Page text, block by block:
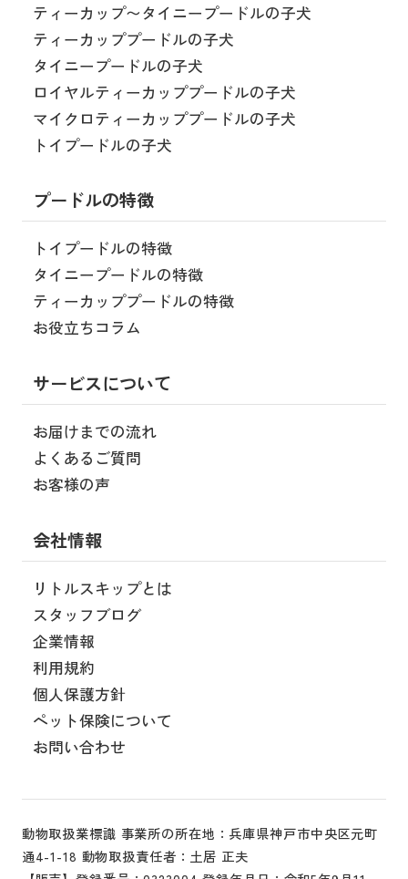
ティーカップ〜タイニープードルの子犬
ティーカッププードルの子犬
タイニープードルの子犬
ロイヤルティーカッププードルの子犬
マイクロティーカッププードルの子犬
トイプードルの子犬
プードルの特徴
トイプードルの特徴
タイニープードルの特徴
ティーカッププードルの特徴
お役立ちコラム
サービスについて
お届けまでの流れ
よくあるご質問
お客様の声
会社情報
リトルスキップとは
スタッフブログ
企業情報
利用規約
個人保護方針
ペット保険について
お問い合わせ
動物取扱業標識 事業所の所在地：兵庫県神戸市中央区元町
通4-1-18 動物取扱責任者：土居 正夫